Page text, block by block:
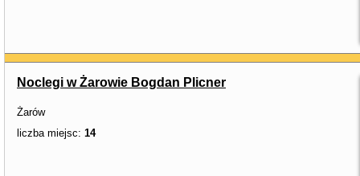
Noclegi w Żarowie Bogdan Plicner
Żarów
liczba miejsc: 14